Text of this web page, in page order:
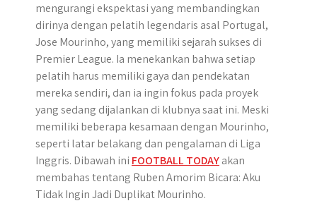
mengurangi ekspektasi yang membandingkan
dirinya dengan pelatih legendaris asal Portugal,
Jose Mourinho, yang memiliki sejarah sukses di
Premier League. Ia menekankan bahwa setiap
pelatih harus memiliki gaya dan pendekatan
mereka sendiri, dan ia ingin fokus pada proyek
yang sedang dijalankan di klubnya saat ini. Meski
memiliki beberapa kesamaan dengan Mourinho,
seperti latar belakang dan pengalaman di Liga
Inggris. Dibawah ini FOOTBALL TODAYakan
membahas tentang Ruben Amorim Bicara: Aku
Tidak Ingin Jadi Duplikat Mourinho.